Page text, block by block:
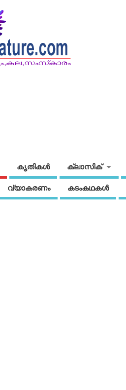
കൃതികൾ ക്ലാസിക്
വ്യാകരണം കടംകഥകള്‍